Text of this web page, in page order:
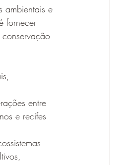
ambientais e
fornecer
entre
e recifes